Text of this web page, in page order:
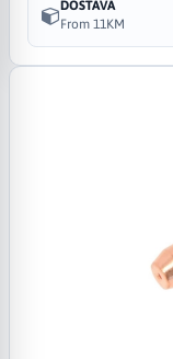
DOSTAVA
From 11KM